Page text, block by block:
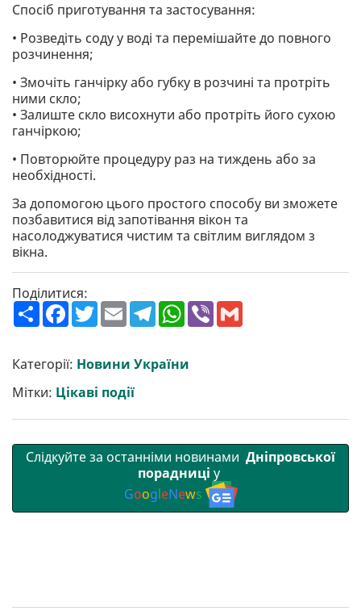
Спосіб приготування та застосування:
• Розведіть соду у воді та перемішайте до повного
розчинення;
• Змочіть ганчірку або губку в розчині та протріть
ними скло;
• Залиште скло висохнути або протріть його сухою
ганчіркою;
• Повторюйте процедуру раз на тиждень або за
необхідності.
За допомогою цього простого способу ви зможете
позбавитися від запотівання вікон та
насолоджуватися чистим та світлим виглядом з
вікна.
Поділитися:
П
о
р
и
т
и
F
a
b
o
o
k
T
w
t
e
r
E
m
l
T
e
g
r
W
h
s
A
V
Категорії: Новини України
Мітки: Цікаві події
Слідкуйте за останніми новинами Дніпровської
порадниці у
GoogleNews